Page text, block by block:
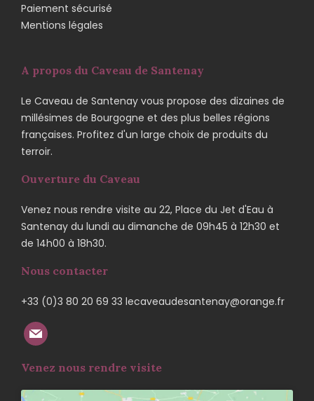
Paiement sécurisé
Mentions légales
A propos du Caveau de Santenay
Le Caveau de Santenay vous propose des dizaines de
millésimes de Bourgogne et des plus belles régions
françaises. Profitez d'un large choix de produits du
terroir.
Ouverture du Caveau
Venez nous rendre visite au 22, Place du Jet d'Eau à
Santenay du lundi au dimanche de 09h45 à 12h30 et
de 14h00 à 18h30.
Nous contacter
+33 (0)3 80 20 69 33 lecaveaudesantenay@orange.fr
Venez nous rendre visite